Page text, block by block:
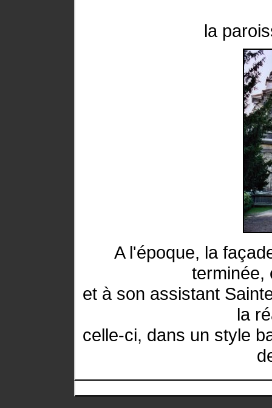
la
A l'époque, la
terminée,
et à son assistant
la
celle-ci, dans un style